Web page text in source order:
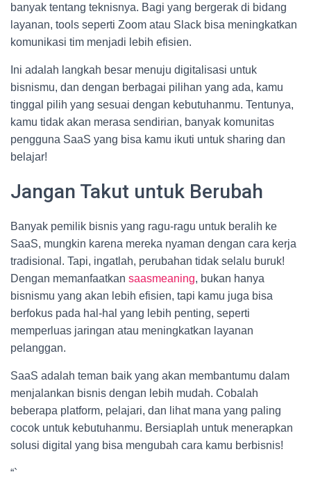
banyak tentang teknisnya. Bagi yang bergerak di bidang
layanan, tools seperti Zoom atau Slack bisa meningkatkan
komunikasi tim menjadi lebih efisien.
Ini adalah langkah besar menuju digitalisasi untuk
bisnismu, dan dengan berbagai pilihan yang ada, kamu
tinggal pilih yang sesuai dengan kebutuhanmu. Tentunya,
kamu tidak akan merasa sendirian, banyak komunitas
pengguna SaaS yang bisa kamu ikuti untuk sharing dan
belajar!
Jangan Takut untuk Berubah
Banyak pemilik bisnis yang ragu-ragu untuk beralih ke
SaaS, mungkin karena mereka nyaman dengan cara kerja
tradisional. Tapi, ingatlah, perubahan tidak selalu buruk!
Dengan memanfaatkan saasmeaning, bukan hanya
bisnismu yang akan lebih efisien, tapi kamu juga bisa
berfokus pada hal-hal yang lebih penting, seperti
memperluas jaringan atau meningkatkan layanan
pelanggan.
SaaS adalah teman baik yang akan membantumu dalam
menjalankan bisnis dengan lebih mudah. Cobalah
beberapa platform, pelajari, dan lihat mana yang paling
cocok untuk kebutuhanmu. Bersiaplah untuk menerapkan
solusi digital yang bisa mengubah cara kamu berbisnis!
“`